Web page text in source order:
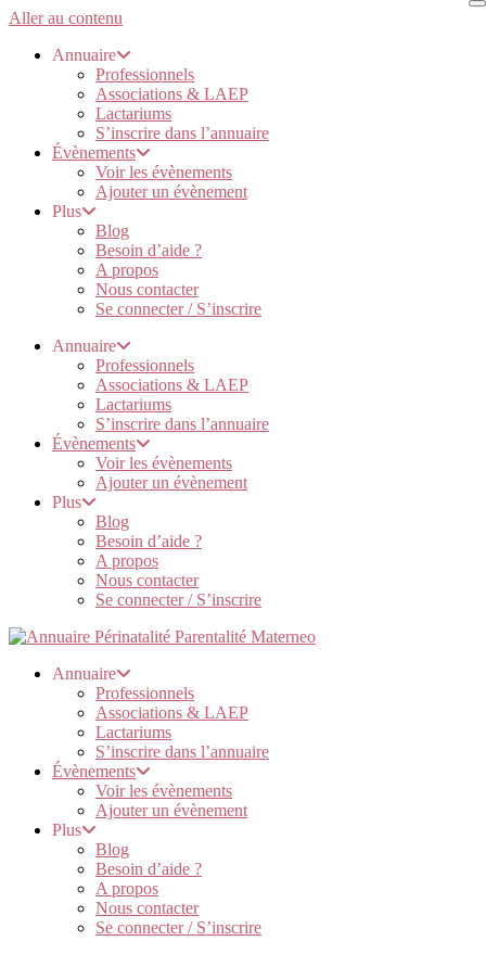
Aller au contenu
Annuaire
Professionnels
Associations & LAEP
Lactariums
S’inscrire dans l’annuaire
Évènements
Voir les évènements
Ajouter un évènement
Plus
Blog
Besoin d’aide ?
A propos
Nous contacter
Se connecter / S’inscrire
Annuaire
Professionnels
Associations & LAEP
Lactariums
S’inscrire dans l’annuaire
Évènements
Voir les évènements
Ajouter un évènement
Plus
Blog
Besoin d’aide ?
A propos
Nous contacter
Se connecter / S’inscrire
Annuaire
Professionnels
Associations & LAEP
Lactariums
S’inscrire dans l’annuaire
Évènements
Voir les évènements
Ajouter un évènement
Plus
Blog
Besoin d’aide ?
A propos
Nous contacter
Se connecter / S’inscrire